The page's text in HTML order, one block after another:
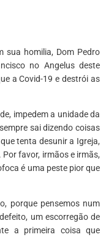
sua homilia, Dom Pedro
no Angelus deste
a Covid-19 e destrói as
impedem a unidade da
sai dizendo coisas
tenta desunir a Igreja,
favor, irmãos e irmãs,
é uma peste pior que
porque pensemos num
um escorregão de
a primeira coisa que